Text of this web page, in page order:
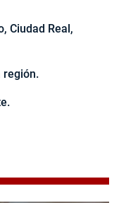
Ciudad Real,
región.